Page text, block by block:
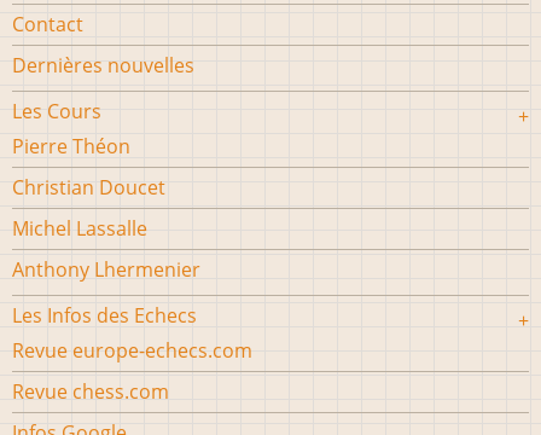
Contact
Dernières nouvelles
Les Cours
Pierre Théon
Christian Doucet
Michel Lassalle
Anthony Lhermenier
Les Infos des Echecs
Revue europe-echecs.com
Revue chess.com